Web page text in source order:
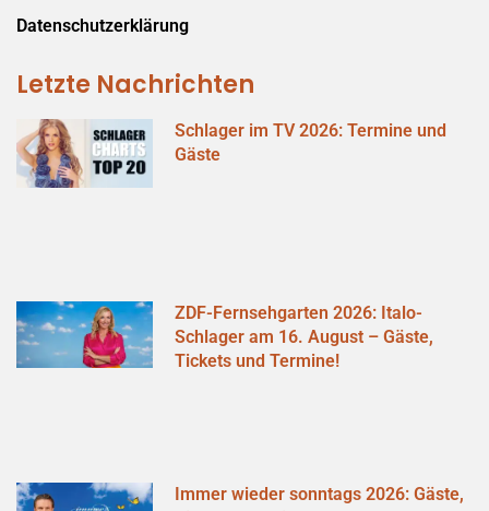
Datenschutzerklärung
Letzte Nachrichten
Schlager im TV 2026: Termine und
Gäste
ZDF-Fernsehgarten 2026: Italo-
Schlager am 16. August – Gäste,
Tickets und Termine!
Immer wieder sonntags 2026: Gäste,